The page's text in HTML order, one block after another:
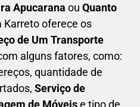
Apucarana ou Quanto
Karreto oferece os
de Um Transporte
alguns fatores, como:
quantidade de
Serviço de
de Móveise tipo de